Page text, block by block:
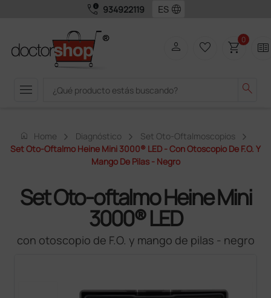
call_quality 934922119 language
menu search
person favorite_border shopping_cart0 two_pager
home Home Diagnóstico
Set Oto-Oftalmoscopios
Set Oto-Oftalmo Heine Mini 3000® LED - Con Otoscopio De F.O. Y
Mango De Pilas - Negro
Set Oto-oftalmo Heine Mini
3000® LED
con otoscopio de F.O. y mango de pilas - negro